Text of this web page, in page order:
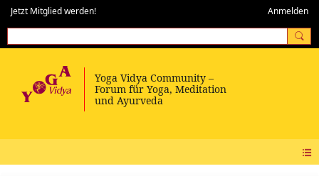
Jetzt Mitglied werden! Anmelden